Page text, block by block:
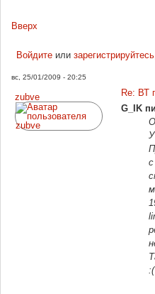
Вверх
Войдитеили зарегистрируйтесь
вс, 25/01/2009 - 20:25
zubve
Re: ВТ
G_IK
:(